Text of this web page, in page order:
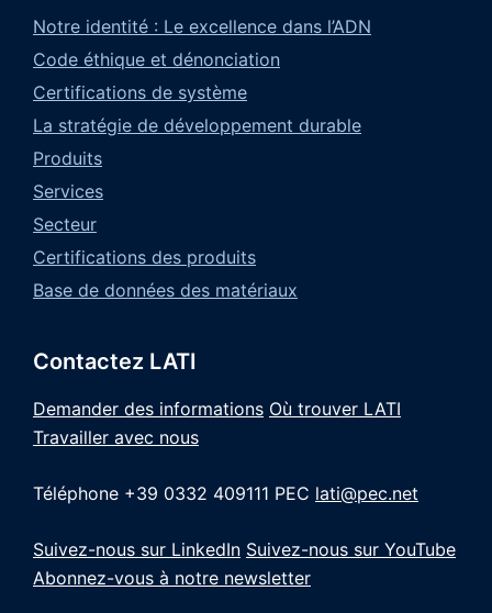
Notre identité : Le excellence dans l’ADN
Code éthique et dénonciation
Certifications de système
La stratégie de développement durable
Produits
Services
Secteur
Certifications des produits
Base de données des matériaux
Contactez LATI
Demander des informations Où trouver LATI
Travailler avec nous
Téléphone +39 0332 409111 PEC lati@pec.net
Suivez-nous sur LinkedIn Suivez-nous sur YouTube
Abonnez-vous à notre newsletter